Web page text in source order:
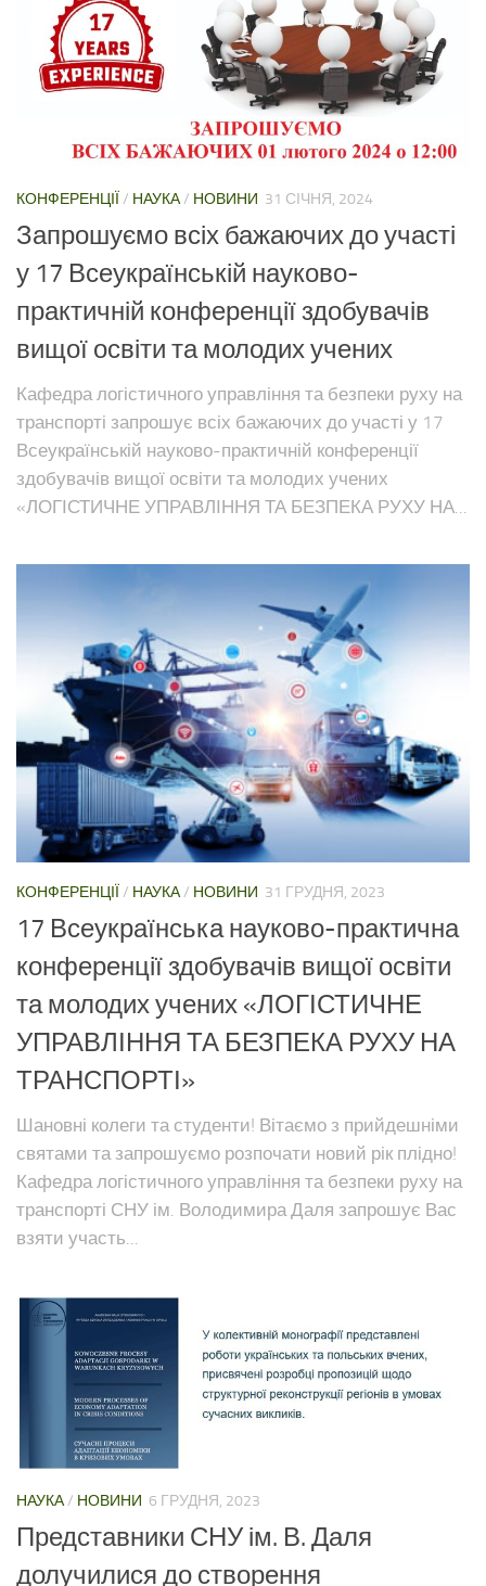
КОНФЕРЕНЦІЇ / НАУКА/ НОВИНИ 31 СІЧНЯ, 2024
Запрошуємо всіх бажаючих до участі
у 17 Всеукраїнській науково-
практичній конференції здобувачів
вищої освіти та молодих учених
Кафедра логістичного управління та безпеки руху на
транспорті запрошує всіх бажаючих до участі у 17
Всеукраїнській науково-практичній конференції
здобувачів вищої освіти та молодих учених
«ЛОГІСТИЧНЕ УПРАВЛІННЯ ТА БЕЗПЕКА РУХУ НА...
КОНФЕРЕНЦІЇ / НАУКА/ НОВИНИ 31 ГРУДНЯ, 2023
17 Всеукраїнська науково-практична
конференції здобувачів вищої освіти
та молодих учених «ЛОГІСТИЧНЕ
УПРАВЛІННЯ ТА БЕЗПЕКА РУХУ НА
ТРАНСПОРТІ»
Шановні колеги та студенти! Вітаємо з прийдешніми
святами та запрошуємо розпочати новий рік плідно!
Кафедра логістичного управління та безпеки руху на
транспорті СНУ ім. Володимира Даля запрошує Вас
взяти участь...
НАУКА/ НОВИНИ 6 ГРУДНЯ, 2023
Представники СНУ ім. В. Даля
долучилися до створення